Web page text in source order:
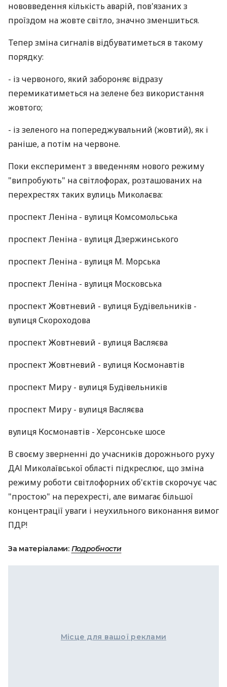
нововведення кількість аварій, пов'язаних з
проїздом на жовте світло, значно зменшиться.
Тепер зміна сигналів відбуватиметься в такому
порядку:
- із червоного, який забороняє відразу
перемикатиметься на зелене без використання
жовтого;
- із зеленого на попереджувальний (жовтий), як і
раніше, а потім на червоне.
Поки експеримент з введенням нового режиму
"випробують" на світлофорах, розташованих на
перехрестях таких вулиць Миколаєва:
проспект Леніна - вулиця Комсомольська
проспект Леніна - вулиця Дзержинського
проспект Леніна - вулиця М. Морська
проспект Леніна - вулиця Московська
проспект Жовтневий - вулиця Будівельників -
вулиця Скороходова
проспект Жовтневий - вулиця Васляєва
проспект Жовтневий - вулиця Космонавтів
проспект Миру - вулиця Будівельників
проспект Миру - вулиця Васляєва
вулиця Космонавтів - Херсонське шосе
В своєму зверненні до учасників дорожнього руху
ДАІ Миколаївської області підкреслює, що зміна
режиму роботи світлофорних об'єктів скорочує час
"простою" на перехресті, але вимагає більшої
концентрації уваги і неухильного виконання вимог
ПДР!
За матеріалами: Подробности
Місце для вашої реклами